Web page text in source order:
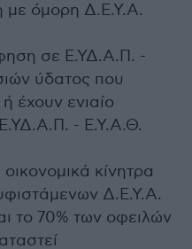
με όμορη Δ.Ε.Υ.Α.
σε Ε.ΥΔ.Α.Π. -
ύδατος που
έχουν ενιαίο
- Ε.Υ.Α.Θ.
κίνητρα
Δ.Ε.Υ.Α.
το 70% των οφειλών